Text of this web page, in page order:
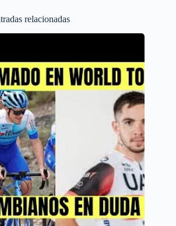
relacionadas